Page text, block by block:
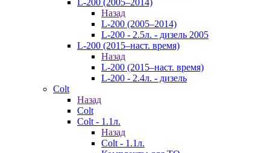
L-200 (2005–2014)
Назад
L-200 (2005–2014)
L-200 - 2.5л. - дизель 2005
L-200 (2015–наст. время)
Назад
L-200 (2015–наст. время)
L-200 - 2.4л. - дизель
Colt
Назад
Colt
Colt - 1.1л.
Назад
Colt - 1.1л.